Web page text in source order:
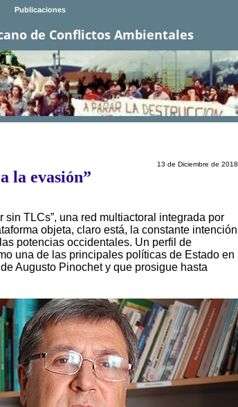
Publicaciones
de Conflictos Ambientales
13 de Diciembre de 2018
la evasión”
TLCs”, una red multiactoral integrada por
objeta, claro está, la constante intención
potencias occidentales. Un perfil de
una de las principales políticas de Estado en
Augusto Pinochet y que prosigue hasta